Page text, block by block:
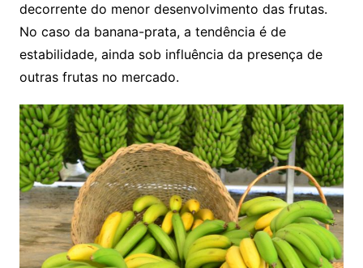
decorrente do menor desenvolvimento das frutas.
No caso da banana-prata, a tendência é de
estabilidade, ainda sob influência da presença de
outras frutas no mercado.